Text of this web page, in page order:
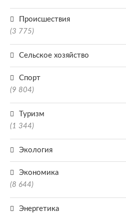
Происшествия
(3 775)
Сельское хозяйство
Спорт
(9 804)
Туризм
(1 344)
Экология
Экономика
(8 644)
Энергетика